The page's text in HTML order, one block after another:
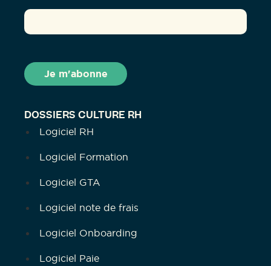
DOSSIERS CULTURE RH
Logiciel RH
Logiciel Formation
Logiciel GTA
Logiciel note de frais
Logiciel Onboarding
Logiciel Paie